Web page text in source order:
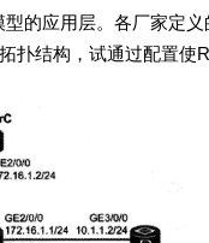
。各厂家定义的管
试通过配置使